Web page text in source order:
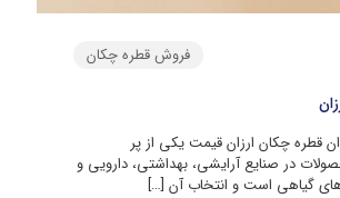
فروش قطره چکان
قطره چکان ارزان قیمت یکی از پر
در صنایع آرایشی، بهداشتی، دارویی و
گیاهی است و انتخاب آن […]